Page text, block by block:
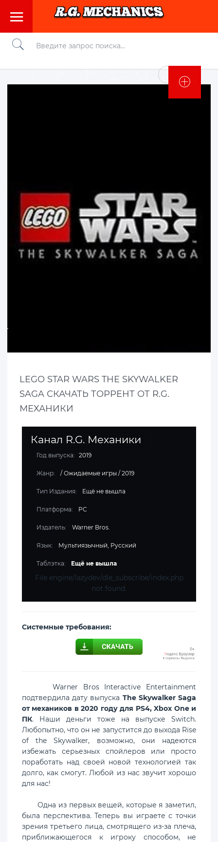
Войти
LEGO STAR WARS THE SKYWALKER
SAGA СКАЧАТЬ ТОРРЕНТ ОТ R.G.
МЕХАНИКИ
Канал R.G. Механики
Год выпуска: 2019
Жанр: / Ожидаемые игры / 2019
Тип Издания: Ещё не вышла
Платформа: PC
Издатель: Warner Bros.
Язык: Мультиязычный, Русский
Таблэтка: Ещё не вышла
File engine/lazydev/dle_subscribe/index.php
not found.
Cистемные требования:
Warner Bros Interactive Entertainment
подтвердила дату выпуска The Skywalker Saga
от механиков в 2020 году для PS4, Xbox One и
ПК. Наши деньги тоже на выпуске Switch.
Любопытно, что он не запустится до выхода Rise
of the Skywalker, возможно, они надеются
избежать серьезных спойлеров или просто
поработать над своей новой технологией так
долго, как смогут. Любой из нас звучит хорошо
для нас!
Одна из первых вещей, которые я заметил,
была перспектива. Теперь вы играете с точки
зрения третьего лица, смотрящего из-за плеча,
приближающегося к игроку способом, не